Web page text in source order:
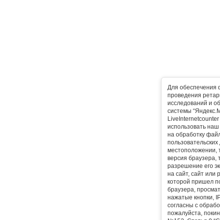
Для обеспечения
проведения
исследований и
системы
использовать
на обработку
местоположении,
версия браузера,
разрешение его
на сайт, сайт или
которой пришел
браузера,
нажатые кнопки,
согласны с
пожалуйста,